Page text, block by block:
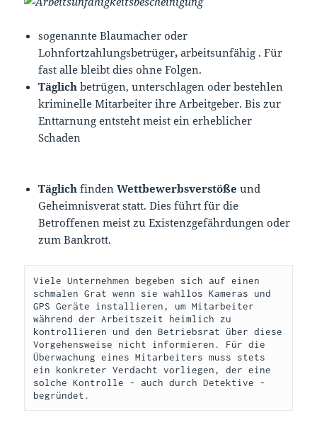
sogenannte Blaumacher oder
Lohnfortzahlungsbetrüger, arbeitsunfähig . Für
fast alle bleibt dies ohne Folgen.
Täglich betrügen, unterschlagen oder bestehlen
kriminelle Mitarbeiter ihre Arbeitgeber. Bis zur
Enttarnung entsteht meist ein erheblicher
Schaden
Täglich findenWettbewerbsverstöße und
Geheimnisverat statt. Dies führt für die
Betroffenen meist zu Existenzgefährdungen oder
zum Bankrott.
Viele Unternehmen begeben sich auf einen
schmalen Grat wenn sie wahllos Kameras und
GPS Geräte installieren, um Mitarbeiter
während der Arbeitszeit heimlich zu
kontrollieren und den Betriebsrat über diese
Vorgehensweise nicht informieren. Für die
Überwachung eines Mitarbeiters muss stets
ein konkreter Verdacht vorliegen, der eine
solche Kontrolle - auch durch Detektive -
begründet.